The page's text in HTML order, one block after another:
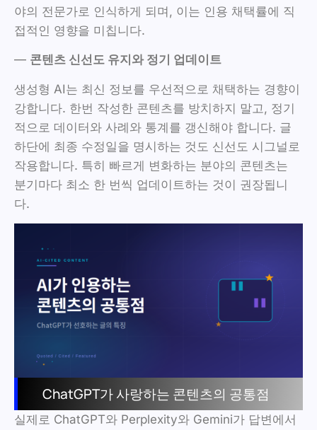
야의 전문가로 인식하게 되며, 이는 인용 채택률에 직
접적인 영향을 미칩니다.
— 콘텐츠 신선도 유지와 정기 업데이트
생성형 AI는 최신 정보를 우선적으로 채택하는 경향이
강합니다. 한번 작성한 콘텐츠를 방치하지 말고, 정기
적으로 데이터와 사례와 통계를 갱신해야 합니다. 글
하단에 최종 수정일을 명시하는 것도 신선도 시그널로
작용합니다. 특히 빠르게 변화하는 분야의 콘텐츠는
분기마다 최소 한 번씩 업데이트하는 것이 권장됩니
다.
ChatGPT가 사랑하는 콘텐츠의 공통점
실제로 ChatGPT와 Perplexity와 Gemini가 답변에서